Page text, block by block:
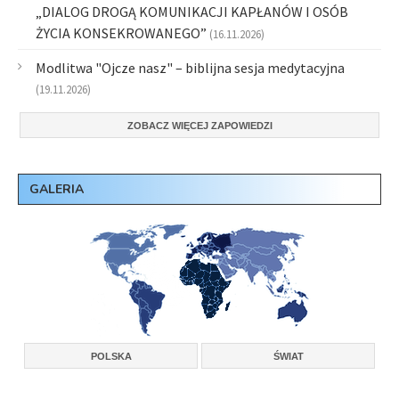
„DIALOG DROGĄ KOMUNIKACJI KAPŁANÓW I OSÓB
ŻYCIA KONSEKROWANEGO” (16.11.2026)
Modlitwa "Ojcze nasz" – biblijna sesja medytacyjna
(19.11.2026)
ZOBACZ WIĘCEJ ZAPOWIEDZI
GALERIA
POLSKA ŚWIAT